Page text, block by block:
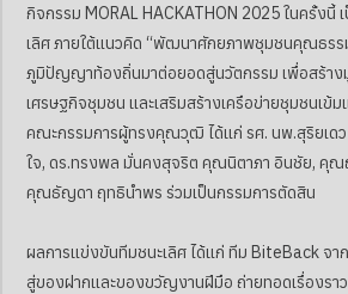
กิจกรรม MORAL HACKATHON 2025 ในครั้งนี้
เลิศ ภายใต้แนวคิด “พัฒนาศักยภาพชุมชนคุณธรร
ภูมิปัญญาท้องถิ่นมาต่อยอดสู่นวัตกรรม เพื่อสร้า
เศรษฐกิจชุมชน และเสริมสร้างเครือข่ายชุมชนเข้
คณะกรรมการผู้ทรงคุณวุฒิ ได้แก่ รศ. นพ.สุริยเด
ใจ, ดร.ทรงพล มั่นคงสุจริต คุณนิตาภา อินชัย, คุณ
คุณธัญดา ฤทธินำพร ร่วมเป็นกรรมการตัดสิน
ผลการแข่งขันทีมชนะเลิศ ได้แก่ ทีม BiteBack จา
สู่ของฝากและของขวัญงานฝีมือ ถ่ายทอดเรื่องรา